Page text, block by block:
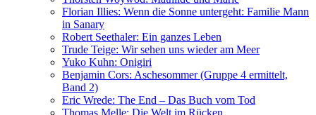
Florian Illies: Wenn die Sonne untergeht: Familie Mann
in Sanary
Robert Seethaler: Ein ganzes Leben
Trude Teige: Wir sehen uns wieder am Meer
Yuko Kuhn: Onigiri
Benjamin Cors: Aschesommer (Gruppe 4 ermittelt,
Band 2)
Eric Wrede: The End – Das Buch vom Tod
Thomas Melle: Die Welt im Rücken